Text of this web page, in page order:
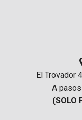
El Trovador
A
(SOLO